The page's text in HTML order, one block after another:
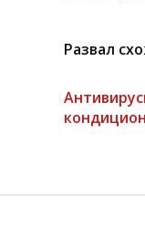
Развал